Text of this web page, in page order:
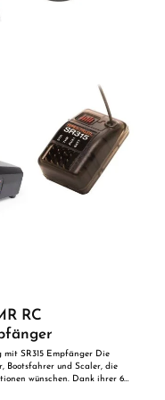
zuverlässige Komponenten
Systemen und ModellenIdeal
RC-Fahrzeugen und -
RC
SR315 Empfänger Die
Bootsfahrer und Scaler, die
wünschen. Dank ihrer 6